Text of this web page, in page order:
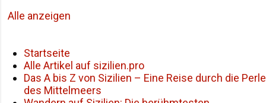
Alle anzeigen
Startseite
Alle Artikel auf sizilien.pro
Das A bis Z von Sizilien – Eine Reise durch die Perle
des Mittelmeers